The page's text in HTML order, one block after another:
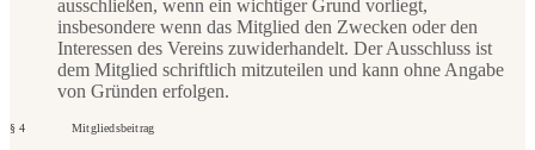
ausschließen, wenn ein wichtiger Grund vorliegt,
insbesondere wenn das Mitglied den Zwecken oder den
Interessen des Vereins zuwiderhandelt. Der Ausschluss ist
dem Mitglied schriftlich mitzuteilen und kann ohne Angabe
von Gründen erfolgen.
§ 4 Mitgliedsbeitrag